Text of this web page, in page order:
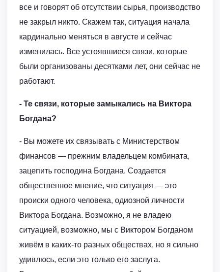
все и говорят об отсутствии сырья, производство
не закрыл никто. Скажем так, ситуация начала
кардинально меняться в августе и сейчас
изменилась. Все устоявшиеся связи, которые
были организованы десятками лет, они сейчас не
работают.
- Те связи, которые замыкались на Виктора
Богдана?
- Вы можете их связывать с Министерством
финансов — прежним владельцем комбината,
зацепить господина Богдана. Создается
общественное мнение, что ситуация — это
происки одного человека, одиозной личности
Виктора Богдана. Возможно, я не владею
ситуацией, возможно, мы с Виктором Богданом
живём в каких-то разных обществах, но я сильно
удивлюсь, если это только его заслуга.